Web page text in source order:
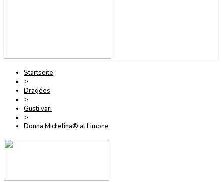
Startseite
>
Dragées
>
Gusti vari
>
Donna Michelina® al Limone